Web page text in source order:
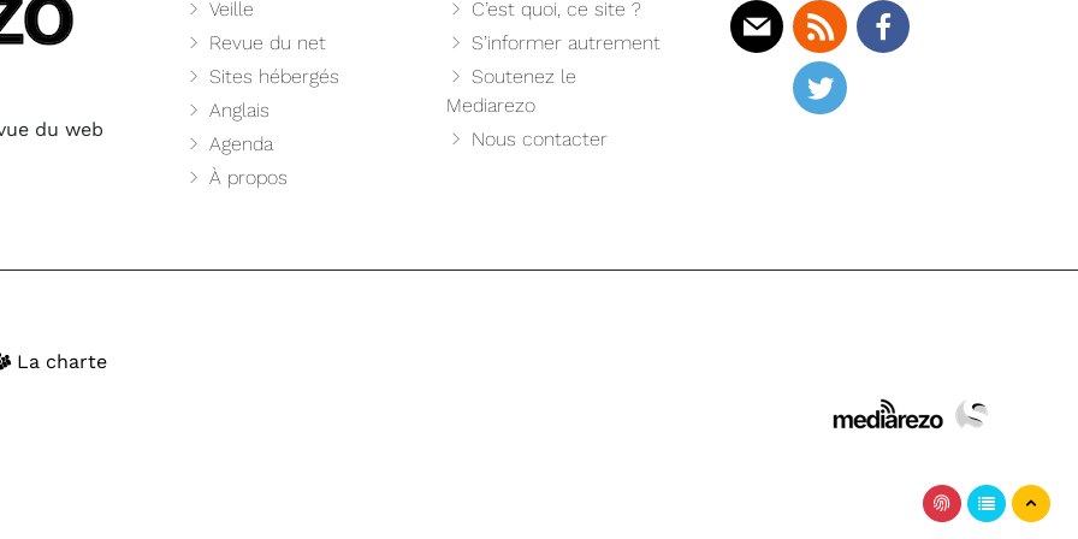
du web
Veille
Revue du net
Sites hébergés
Anglais
Agenda
À propos
C’est quoi, ce site ?
S’informer autrement
Soutenez le
Mediarezo
Nous contacter
Rss
La charte